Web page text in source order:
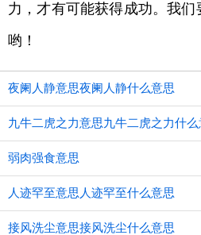
力，才有可能获得成功。我们
哟！
夜阑人静意思夜阑人静什么意思
九牛二虎之力意思九牛二虎之力什么
弱肉强食意思
人迹罕至意思人迹罕至什么意思
接风洗尘意思接风洗尘什么意思